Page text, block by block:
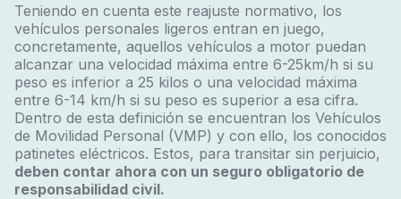
Teniendo en cuenta este reajuste normativo, los
vehículos personales ligeros entran en juego,
concretamente, aquellos vehículos a motor puedan
alcanzar una velocidad máxima entre 6-25km/h si su
peso es inferior a 25 kilos o una velocidad máxima
entre 6-14 km/h si su peso es superior a esa cifra.
Dentro de esta definición se encuentran los Vehículos
de Movilidad Personal (VMP) y con ello, los conocidos
patinetes eléctricos. Estos, para transitar sin perjuicio,
deben contar ahora con un seguro obligatorio de
responsabilidad civil.